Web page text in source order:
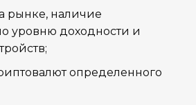
рынке, наличие
уровню доходности и
определенного